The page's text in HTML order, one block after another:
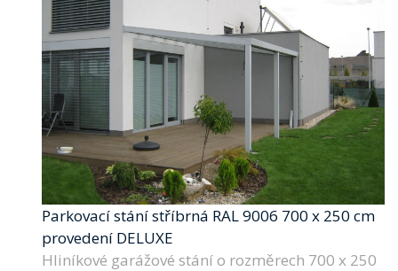
Parkovací stání stříbrná RAL 9006 700 x 250 cm
provedení DELUXE
Hliníkové garážové stání o rozměrech 700 x 250